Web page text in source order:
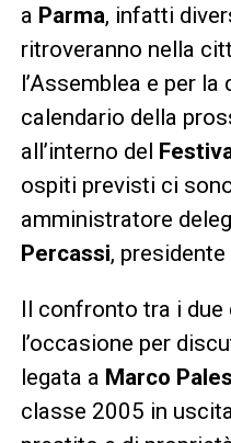
a Parma, infatti
ritroveranno nella
l’Assemblea e per
calendario della
all’interno del
ospiti previsti ci
amministratore
Percassi, presidente
Il confronto tra i due
l’occasione per
legata a Marco
classe 2005 in